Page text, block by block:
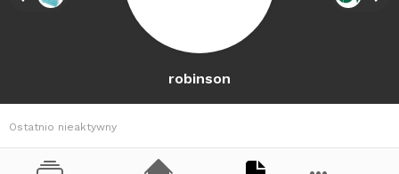
robinson
Ostatnio nieaktywny